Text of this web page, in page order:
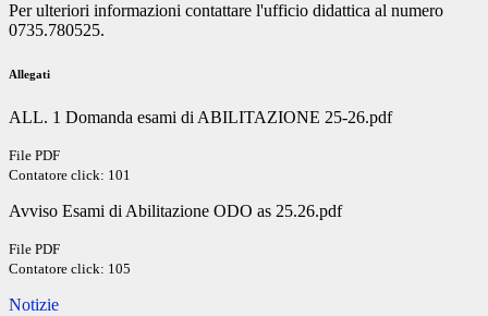
Per ulteriori informazioni contattare l'ufficio didattica al numero
0735.780525.
Allegati
ALL. 1 Domanda esami di ABILITAZIONE 25-26.pdf
File PDF
Contatore click: 101
Avviso Esami di Abilitazione ODO as 25.26.pdf
File PDF
Contatore click: 105
Notizie